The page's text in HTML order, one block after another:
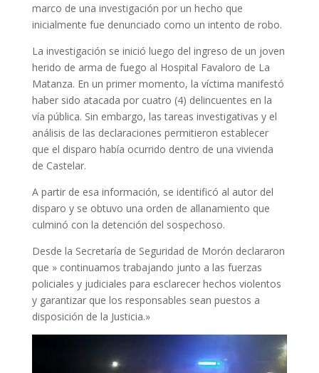
marco de una investigación por un hecho que
inicialmente fue denunciado como un intento de robo.
La investigación se inició luego del ingreso de un joven
herido de arma de fuego al Hospital Favaloro de La
Matanza. En un primer momento, la víctima manifestó
haber sido atacada por cuatro (4) delincuentes en la
vía pública. Sin embargo, las tareas investigativas y el
análisis de las declaraciones permitieron establecer
que el disparo había ocurrido dentro de una vivienda
de Castelar.
A partir de esa información, se identificó al autor del
disparo y se obtuvo una orden de allanamiento que
culminó con la detención del sospechoso.
Desde la Secretaría de Seguridad de Morón declararon
que » continuamos trabajando junto a las fuerzas
policiales y judiciales para esclarecer hechos violentos
y garantizar que los responsables sean puestos a
disposición de la Justicia.»